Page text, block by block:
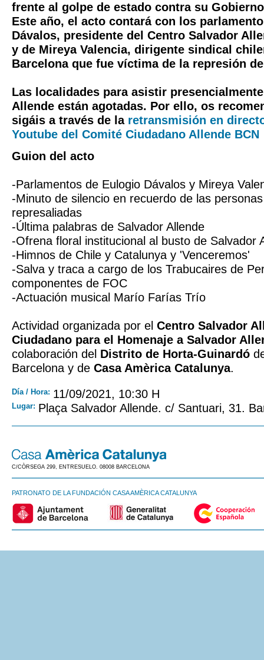
frente al golpe de estado contra su
Este año, el acto contará con los
Dávalos, presidente del Centro Salvador
y de Mireya Valencia, dirigente sindical
Barcelona que fue víctima de la represión
Las localidades para asistir
Allende están agotadas. Por ello, os
sigáis a través de la retransmisión en
Youtube del Comité Ciudadano Allende BCN
Guion del acto
-Parlamentos de Eulogio Dávalos y Mireya
-Minuto de silencio en recuerdo de las
represaliadas
-Última palabras de Salvador Allende
-Ofrena floral institucional al busto de Salvador
-Himnos de Chile y Catalunya y 'Venceremos'
-Salva y traca a cargo de los Trabucaires de
componentes de FOC
-Actuación musical Marío Farías Trío
Actividad organizada por el Centro Salvador
Ciudadano para el Homenaje a Salvador
colaboración del Distrito de Horta-Guinardó
Barcelona y de Casa Amèrica Catalunya.
Día / Hora: 11/09/2021, 10:30 H
Lugar: Plaça Salvador Allende. c/ Santuari, 31.
C/CÒRSEGA 299, ENTRESUELO. 08008 BARCELONA
PATRONATO DE LA FUNDACIÓN CASA AMÈRICA CATALUNYA